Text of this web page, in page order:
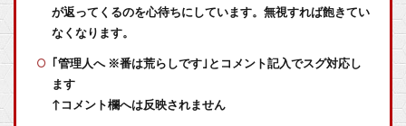
が返ってくるのを心待ちにしています。無視すれば飽きてい
なくなります。
｢管理人へ ※番は荒らしです｣とコメント記入でスグ対応し
ます
↑コメント欄へは反映されません